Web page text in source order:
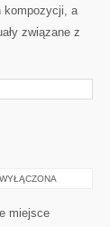
kompozycji, a
związane z
miejsce